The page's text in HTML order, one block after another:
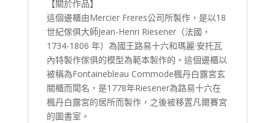
【關於作品】
這個邊櫃由Mercier Freres公司所製作，是以18
世紀傢俱大師Jean-Henri Riesener（法國，
1734-1806 年）為國王路易十六和瑪麗·安托瓦
內特製作傢俱的模型為範本製作的。這個邊櫃以
被稱為Fontainebleau Commode楓丹白露宮玄
關櫃而聞名，是1778年Riesener為路易十六在
楓丹白露宮的居所而製作，之後被移置凡爾賽宮
的圖書室。